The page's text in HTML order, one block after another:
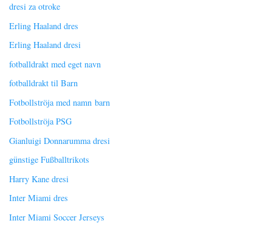
dresi za otroke
Erling Haaland dres
Erling Haaland dresi
fotballdrakt med eget navn
fotballdrakt til Barn
Fotbollströja med namn barn
Fotbollströja PSG
Gianluigi Donnarumma dresi
günstige Fußballtrikots
Harry Kane dresi
Inter Miami dres
Inter Miami Soccer Jerseys